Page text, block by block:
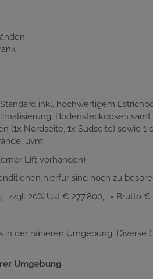
inkl. hochwertigem
Bodensteckdosen samt
(1x Nordseite, 1x Südseite) sowie 1
uvm.
Lift vorhanden)
hierfür sind noch zu
zzgl. 20% Ust € 277.800,- = Brutto €
der näheren Umgebung. Diverse
Umgebung